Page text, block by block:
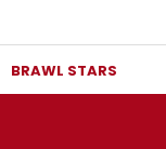
BRAWL STARS